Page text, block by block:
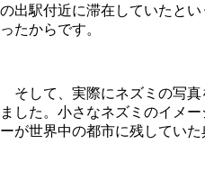
の出駅付近に滞在していたと
ったからです。
そして、実際にネズミの写真
ました。小さなネズミのイメ
ーが世界中の都市に残していた